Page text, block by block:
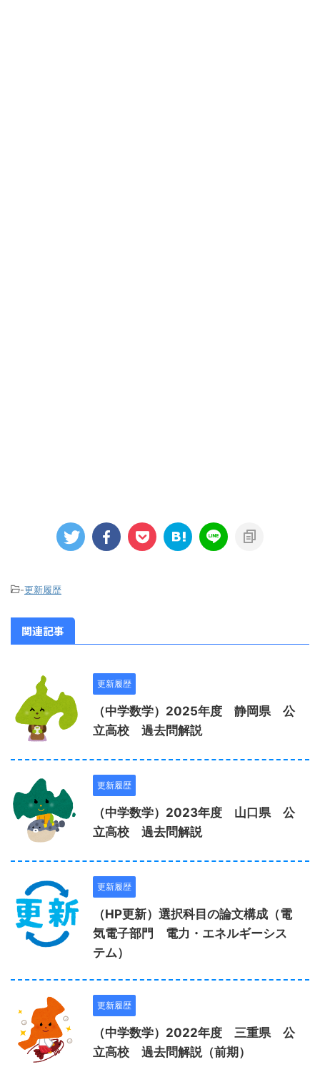
-更新履歴
関連記事
更新履歴
（中学数学）2025年度 静岡県 公
立高校 過去問解説
更新履歴
（中学数学）2023年度 山口県 公
立高校 過去問解説
更新履歴
（HP更新）選択科目の論文構成（電
気電子部門 電力・エネルギーシス
テム）
更新履歴
（中学数学）2022年度 三重県 公
立高校 過去問解説（前期）